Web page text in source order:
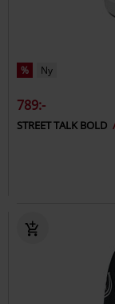
% Ny
789:-
STREET TALK BOLD